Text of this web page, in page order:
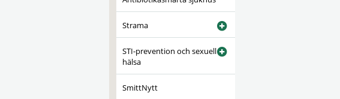
Strama
STI-prevention och sexuell
hälsa
SmittNytt